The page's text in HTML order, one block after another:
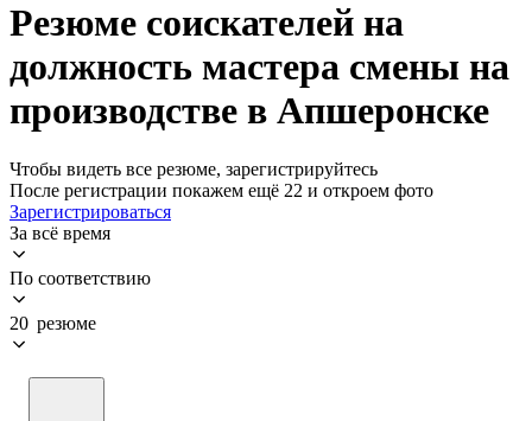
Резюме соискателей на
должность мастера смены на
производстве в Апшеронске
Чтобы видеть все резюме, зарегистрируйтесь
После регистрации покажем ещё 22 и откроем фото
Зарегистрироваться
За всё время
По соответствию
20 резюме